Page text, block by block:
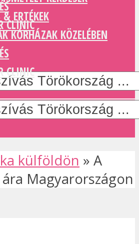
CLINIC
& ERTÉKEK
KÓRHÁZAK KÖZELÉBEN
CLINIC
külföldön » A
Magyarországon